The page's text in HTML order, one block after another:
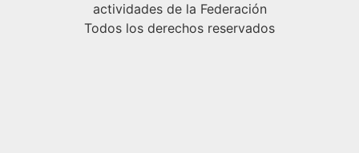
actividades de la Federación
Todos los derechos reservados